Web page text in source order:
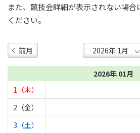
また、競技会詳細が表示されない場
ください。
前月
2026年 01月
1（木）
2（金）
3（土）